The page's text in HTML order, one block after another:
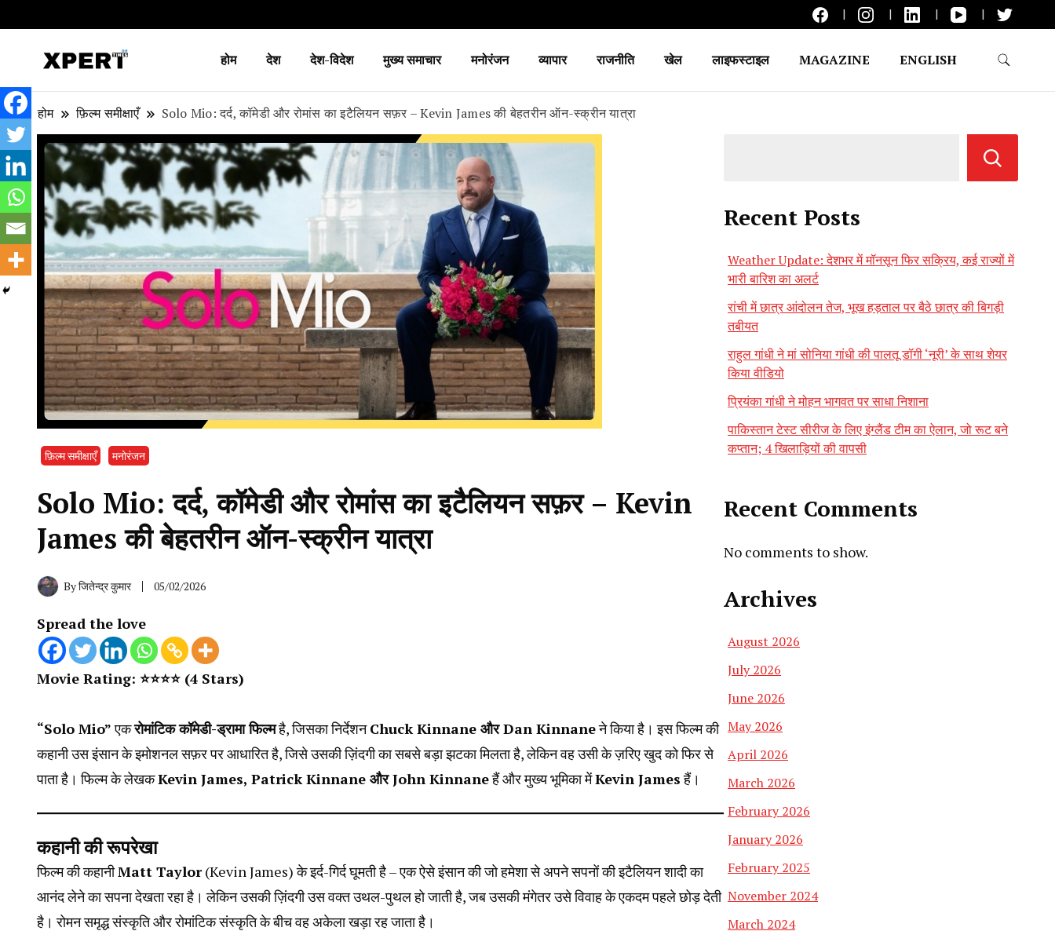
होम देश देश-विदेश मुख्य समाचार मनोरंजन व्यापार राजनीति खेल लाइफस्टाइल MAGAZINE ENGLISH
होम फ़िल्म समीक्षाएँ Solo Mio: दर्द, कॉमेडी और रोमांस का इटैलियन सफ़र – Kevin James की बेहतरीन ऑन-स्क्रीन यात्रा
फ़िल्म समीक्षाएँ मनोरंजन
Solo Mio: दर्द, कॉमेडी और रोमांस का इटैलियन सफ़र – Kevin
James की बेहतरीन ऑन-स्क्रीन यात्रा
Byजितेन्द्र कुमार 05/02/2026
Spread the love
Movie Rating: ⭐️⭐️⭐️⭐ (4 Stars)
“Solo Mio”एकरोमांटिक कॉमेडी-ड्रामा फिल्महै, जिसका निर्देशनChuck Kinnane और Dan Kinnaneने किया है। इस फिल्म की
कहानी उस इंसान के इमोशनल सफ़र पर आधारित है, जिसे उसकी ज़िंदगी का सबसे बड़ा झटका मिलता है, लेकिन वह उसी के ज़रिए खुद को फिर से
पाता है। फिल्म के लेखकKevin James, Patrick Kinnane और John Kinnaneहैं और मुख्य भूमिका मेंKevin Jamesहैं।
कहानी की रूपरेखा
फिल्म की कहानीMatt Taylor(Kevin James) के इर्द-गिर्द घूमती है – एक ऐसे इंसान की जो हमेशा से अपने सपनों की इटैलियन शादी का
आनंद लेने का सपना देखता रहा है। लेकिन उसकी ज़िंदगी उस वक्त उथल-पुथल हो जाती है, जब उसकी मंगेतर उसे विवाह के एकदम पहले छोड़ देती
है। रोमन समृद्ध संस्कृति और रोमांटिक संस्कृति के बीच वह अकेला खड़ा रह जाता है।
Recent Posts
Weather Update: देशभर में मॉनसून फिर सक्रिय, कई राज्यों में
भारी बारिश का अलर्ट
रांची में छात्र आंदोलन तेज, भूख हड़ताल पर बैठे छात्र की बिगड़ी
तबीयत
राहुल गांधी ने मां सोनिया गांधी की पालतू डॉगी ‘नूरी’ के साथ शेयर
किया वीडियो
प्रियंका गांधी ने मोहन भागवत पर साधा निशाना
पाकिस्तान टेस्ट सीरीज के लिए इंग्लैंड टीम का ऐलान, जो रूट बने
कप्तान; 4 खिलाड़ियों की वापसी
Recent Comments
No comments to show.
Archives
August 2026
July 2026
June 2026
May 2026
April 2026
March 2026
February 2026
January 2026
February 2025
November 2024
March 2024